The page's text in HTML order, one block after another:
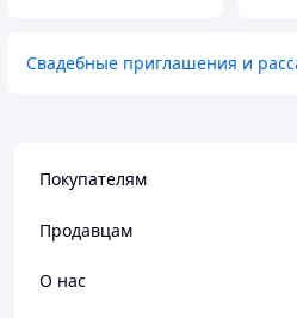
Свадебные приглашения и
Покупателям
Продавцам
О нас